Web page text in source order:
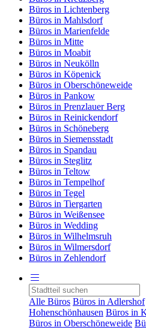
Büros in Lichtenberg
Büros in Mahlsdorf
Büros in Marienfelde
Büros in Mitte
Büros in Moabit
Büros in Neukölln
Büros in Köpenick
Büros in Oberschöneweide
Büros in Pankow
Büros in Prenzlauer Berg
Büros in Reinickendorf
Büros in Schöneberg
Büros in Siemensstadt
Büros in Spandau
Büros in Steglitz
Büros in Teltow
Büros in Tempelhof
Büros in Tegel
Büros in Tiergarten
Büros in Weißensee
Büros in Wedding
Büros in Wilhelmsruh
Büros in Wilmersdorf
Büros in Zehlendorf
Alle Büros Büros in Adlershof
Hohenschönhausen Büros in
Büros in Oberschöneweide